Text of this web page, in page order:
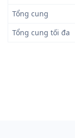
Tổng cung
Tổng cung tối đa